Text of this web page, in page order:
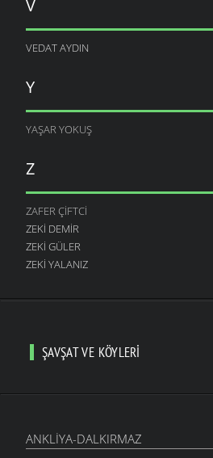
V
VEDAT AYDIN
Y
YAŞAR YOKUŞ
Z
ZAFER ÇIFTCI
ZEKI DEMIR
ZEKI GÜLER
ZEKI YALANIZ
ŞAVŞAT VE KÖYLERI
ANKLIYA-DALKIRMAZ